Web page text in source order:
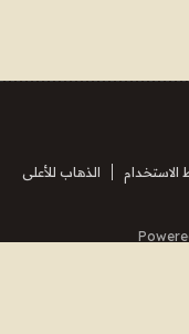
الذهاب للأعلى